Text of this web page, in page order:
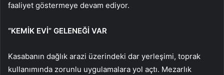
faaliyet göstermeye devam ediyor.
“KEMİK EVİ” GELENEĞİ VAR
Kasabanın dağlık arazi üzerindeki dar yerleşimi, toprak
kullanımında zorunlu uygulamalara yol açtı. Mezarlık